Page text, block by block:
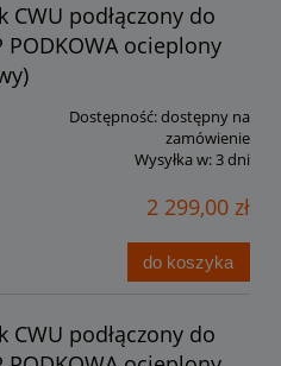
CWU podłączony do
ocieplony
Dostępność:dostępny na
zamówienie
Wysyłka w:3 dni
2 299,00 zł
do koszyka
CWU podłączony do